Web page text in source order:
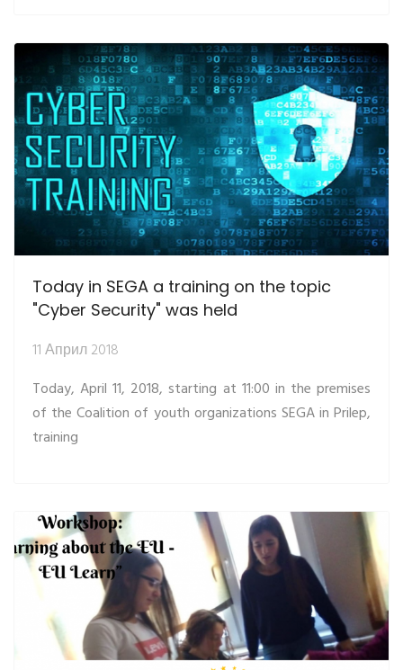
Today in SEGA a training on the topic
"Cyber Security" was held
11 Април 2018
Today, April 11, 2018, starting at 11:00 in the premises
of the Coalition of youth organizations SEGA in Prilep,
training